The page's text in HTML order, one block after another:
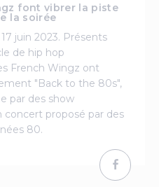
font vibrer la piste
la soirée
juin 2023. Présents
de hip hop
French Wingz ont
"Back to the 80s",
par des show
concert proposé par des
80.